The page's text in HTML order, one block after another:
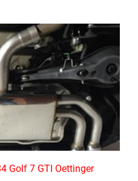
Golf 7 GTI Oettinger